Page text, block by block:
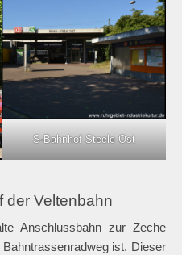
S-Bahnhof Steele Ost
der Veltenbahn
Anschlussbahn zur Zeche
ist. Dieser